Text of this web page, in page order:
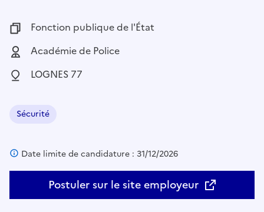
Fonction publique :
Fonction publique de l'État
Employeur :
Académie de Police
Localisation :
LOGNES 77
Domaine :
Sécurité
Postuler sur le site employeur
Date limite de candidature : 31/12/2026